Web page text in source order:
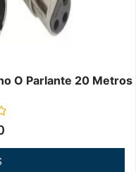
O Parlante 20 Metros